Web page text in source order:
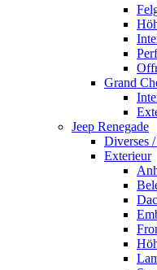
Grand
Jeep Renegade
Diverses
Exterieur